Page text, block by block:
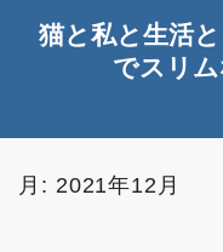
猫と私と生活
でスリ
月: 2021年12月